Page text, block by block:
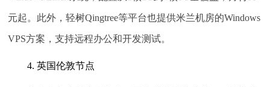
元起。此外，轻树Qingtree等平台也提供米兰机房的Windows
VPS方案，支持远程办公和开发测试。
4. 英国伦敦节点